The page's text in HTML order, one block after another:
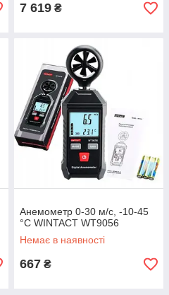
7 619 ₴
Анемометр 0-30 м/с, -10-45
°C WINTACT WT9056
Немає в наявності
667 ₴